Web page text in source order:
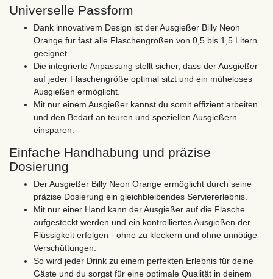
Universelle Passform
Dank innovativem Design ist der Ausgießer Billy Neon
Orange für fast alle Flaschengrößen von 0,5 bis 1,5 Litern
geeignet.
Die integrierte Anpassung stellt sicher, dass der Ausgießer
auf jeder Flaschengröße optimal sitzt und ein müheloses
Ausgießen ermöglicht.
Mit nur einem Ausgießer kannst du somit effizient arbeiten
und den Bedarf an teuren und speziellen Ausgießern
einsparen.
Einfache Handhabung und präzise
Dosierung
Der Ausgießer Billy Neon Orange ermöglicht durch seine
präzise Dosierung ein gleichbleibendes Serviererlebnis.
Mit nur einer Hand kann der Ausgießer auf die Flasche
aufgesteckt werden und ein kontrolliertes Ausgießen der
Flüssigkeit erfolgen - ohne zu kleckern und ohne unnötige
Verschüttungen.
So wird jeder Drink zu einem perfekten Erlebnis für deine
Gäste und du sorgst für eine optimale Qualität in deinem